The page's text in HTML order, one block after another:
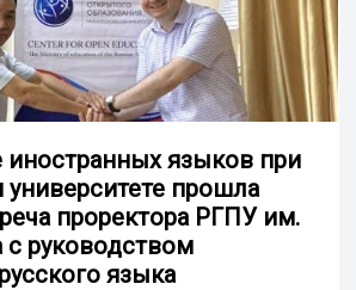
иностранных языков при
прошла
проректора РГПУ им.
с руководством
языка